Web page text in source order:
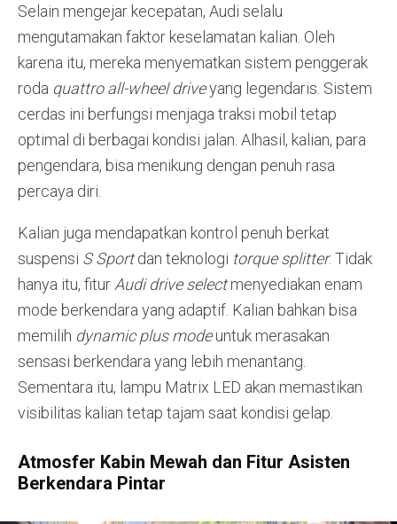
Selain mengejar kecepatan, Audi selalu
mengutamakan faktor keselamatan kalian . Oleh
karena itu, mereka menyematkan sistem penggerak
roda quattro all-wheel driveyang legendaris . Sistem
cerdas ini berfungsi menjaga traksi mobil tetap
optimal di berbagai kondisi jalan . Alhasil, kalian, para
pengendara, bisa menikung dengan penuh rasa
percaya diri
Kalian juga mendapatkan kontrol penuh berkat
suspensi S Sportdan teknologi torque splitter. Tidak
hanya itu, fitur Audi drive selectmenyediakan enam
mode berkendara yang adaptif. Kalian bahkan bisa
memilih dynamic plus modeuntuk merasakan
sensasi berkendara yang lebih menantang.
Sementara itu, lampu Matrix LED akan memastikan
visibilitas kalian tetap tajam saat kondisi gelap.
Atmosfer Kabin Mewah dan Fitur Asisten
Berkendara Pintar